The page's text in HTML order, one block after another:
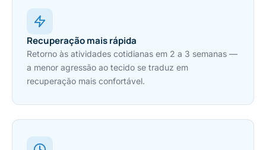
Recuperação mais rápida
Retorno às atividades cotidianas em 2 a 3 semanas —
a menor agressão ao tecido se traduz em
recuperação mais confortável.